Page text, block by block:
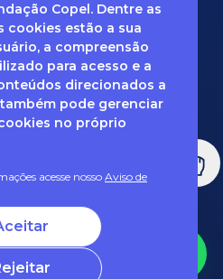
Copel. Dentre as
cookies estão a sua
a compreensão
para acesso e a
direcionados a
pode gerenciar
no próprio
acesse nosso Aviso de
de Dados e LGPD, entre em
de dados) via e-mail: